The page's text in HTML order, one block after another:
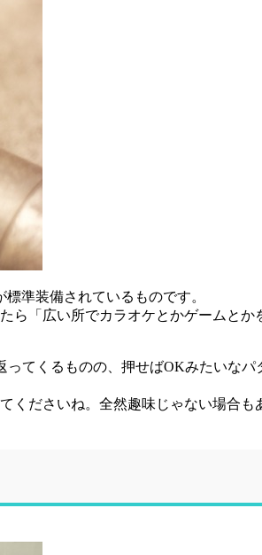
標準装備されているものです。
「広い所でカラオケとかゲームと
てくるものの、押せばOKみたいな
ださいね。全然趣味じゃない場合も